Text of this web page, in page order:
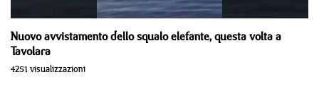
Nuovo avvistamento dello squalo elefante, questa volta a
Tavolara
4251 visualizzazioni